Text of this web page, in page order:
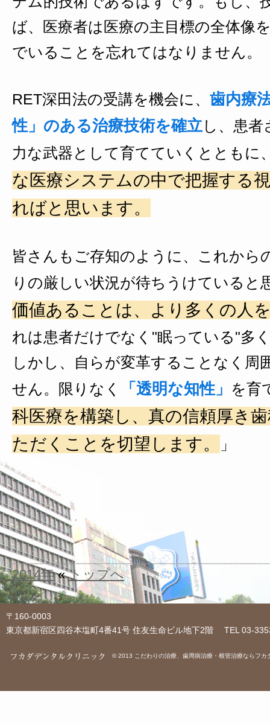
ば、医療者は医療の主目標の全体像
でいることを忘れてはなりません。
RET深田法の受講を機会に、 歯内療
性」のある治療技術を確立し、患
力な武器として育てていくとともに
な医療システムの中で把握する
ればと思います。
皆さんもご存知のように、これから
りの厳しい状況が待ちうけていると
価値あることは、より多くの人
れは患者だけでなく"眠っている"多
しかし、自らが変革することなく周
せん。限りなく
「透明な知性」 を育
科医療を構築し、真の信頼厚き
ただくことを切望します。
」
2014年«トップへ
〒160-0003
東京都新宿区四谷本塩町4番41号 住友生命ビル地下2階 TEL 03-
© 2013 こだわりの治療、歯周病治療・根管治療ならフ